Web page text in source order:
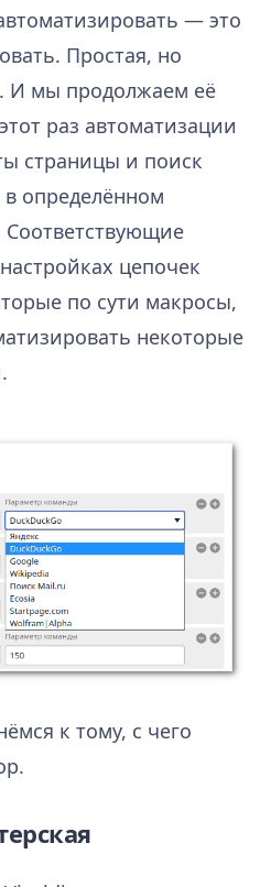
— это
Простая, но
И мы продолжаем её
раз автоматизации
страницы и поиск
в определённом
Соответствующие
цепочек
по сути макросы,
некоторые
к тому, с чего